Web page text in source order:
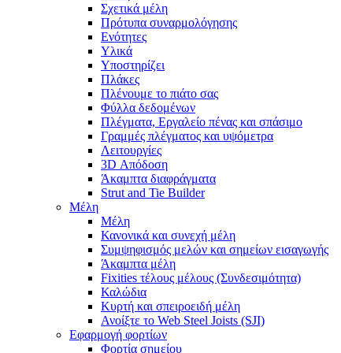
Σχετικά μέλη
Πρότυπα συναρμολόγησης
Ενότητες
Υλικά
Υποστηρίζει
Πλάκες
Πλένουμε το πιάτο σας
Φύλλα δεδομένων
Πλέγματα, Εργαλείο πένας και σπάσιμο
Γραμμές πλέγματος και υψόμετρα
Λειτουργίες
3D Απόδοση
Άκαμπτα διαφράγματα
Strut and Tie Builder
Μέλη
Μέλη
Κανονικά και συνεχή μέλη
Συμψηφισμός μελών και σημείων εισαγωγής
Άκαμπτα μέλη
Fixities τέλους μέλους (Συνδεσιμότητα)
Καλώδια
Κυρτή και σπειροειδή μέλη
Ανοίξτε το Web Steel Joists (SJI)
Εφαρμογή φορτίων
Φορτία σημείου